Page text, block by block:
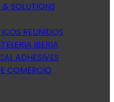
SOLUTIONS
REUNIDOS
IBERIA
ADHESIVES
COMERCIO